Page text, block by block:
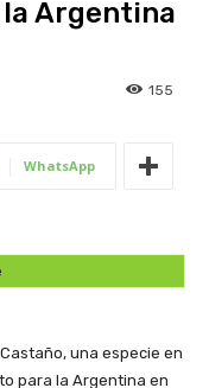
la Argentina
155
WhatsApp
una especie en
para la Argentina en